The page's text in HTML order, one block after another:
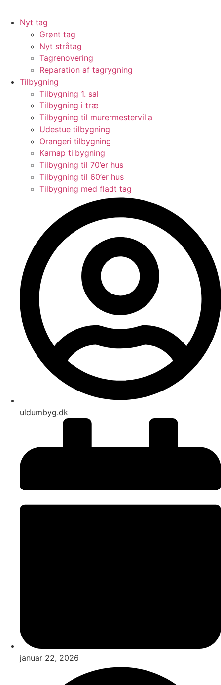
Nyt tag
Grønt tag
Nyt stråtag
Tagrenovering
Reparation af tagrygning
Tilbygning
Tilbygning 1. sal
Tilbygning i træ
Tilbygning til murermestervilla
Udestue tilbygning
Orangeri tilbygning
Karnap tilbygning
Tilbygning til 70’er hus
Tilbygning til 60’er hus
Tilbygning med fladt tag
uldumbyg.dk
januar 22, 2026